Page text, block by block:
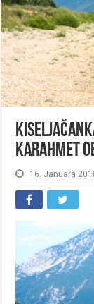
Karahmet
16. Januara